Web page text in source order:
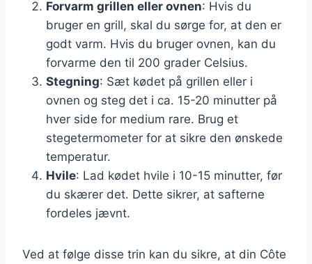
Forvarm grillen eller ovnen: Hvis du
bruger en grill, skal du sørge for, at den er
godt varm. Hvis du bruger ovnen, kan du
forvarme den til 200 grader Celsius.
Stegning: Sæt kødet på grillen eller i
ovnen og steg det i ca. 15-20 minutter på
hver side for medium rare. Brug et
stegetermometer for at sikre den ønskede
temperatur.
Hvile: Lad kødet hvile i 10-15 minutter, før
du skærer det. Dette sikrer, at safterne
fordeles jævnt.
Ved at følge disse trin kan du sikre, at din Côte